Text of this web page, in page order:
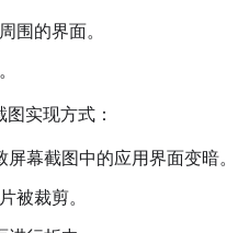
围的界面。
实现方式：
幕截图中的应用界面变暗。
被裁剪。